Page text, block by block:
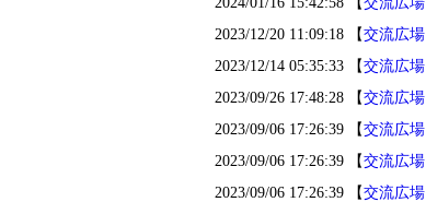
2023/12/20 11:09:18 【交流広場
2023/12/14 05:35:33 【交流広場
2023/09/26 17:48:28 【交流広場
2023/09/06 17:26:39 【交流広場
2023/09/06 17:26:39 【交流広場
2023/09/06 17:26:39 【交流広場